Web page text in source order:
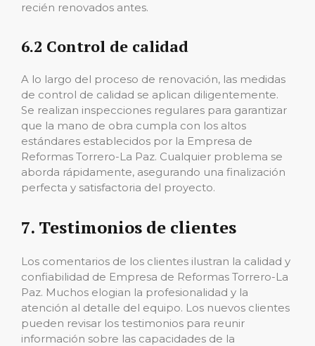
recién renovados antes.
6.2 Control de calidad
A lo largo del proceso de renovación, las medidas
de control de calidad se aplican diligentemente.
Se realizan inspecciones regulares para garantizar
que la mano de obra cumpla con los altos
estándares establecidos por la Empresa de
Reformas Torrero-La Paz. Cualquier problema se
aborda rápidamente, asegurando una finalización
perfecta y satisfactoria del proyecto.
7. Testimonios de clientes
Los comentarios de los clientes ilustran la calidad y
confiabilidad de Empresa de Reformas Torrero-La
Paz. Muchos elogian la profesionalidad y la
atención al detalle del equipo. Los nuevos clientes
pueden revisar los testimonios para reunir
información sobre las capacidades de la